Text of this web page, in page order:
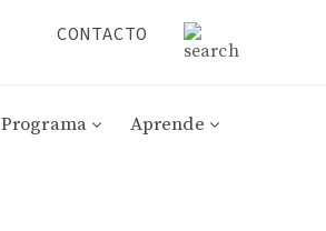
CONTACTO
Programa Aprende